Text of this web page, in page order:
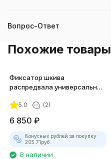
Вопрос-Ответ
Похожие товары
Фиксатор шкива
распредвала универсальный
5.0 (2)
6 850 ₽
Бонусных рублей за покупку:
205.71руб.
В наличии